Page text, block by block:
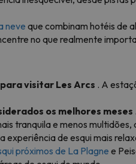
neve que combinam hotéis de
no que realmente
visitar Les Arcs . A
os melhores meses
tranquila e menos multidões,
de esqui mais
próximos de La Plagne e